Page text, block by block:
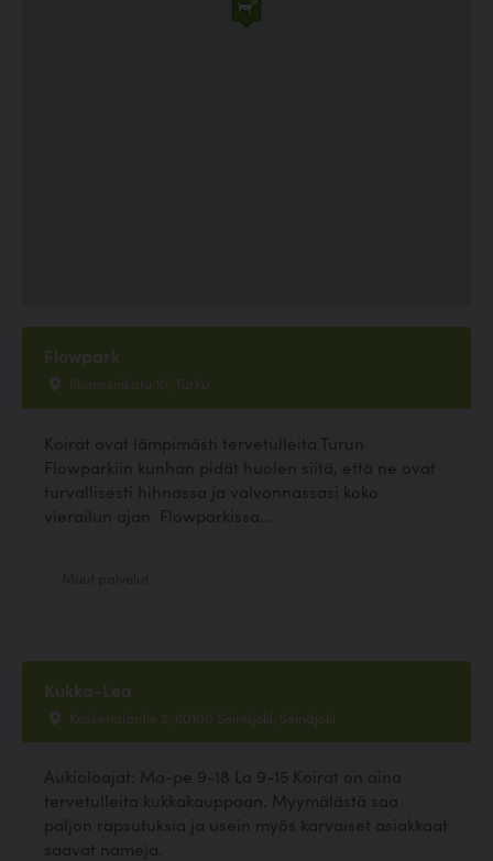
Flowpark
Skanssinkatu 10, Turku
Koirat ovat lämpimästi tervetulleita Turun
Flowparkiin kunhan pidät huolen siitä, että ne ovat
turvallisesti hihnassa ja valvonnassasi koko
vierailun ajan. Flowparkissa...
Kukka-Lea
Koskenalantie 5, 60100 Seinäjoki, Seinäjoki
Aukioloajat: Ma-pe 9-18 La 9-15 Koirat on aina
tervetulleita kukkakauppaan. Myymälästä saa
paljon rapsutuksia ja usein myös karvaiset asiakkaat
saavat nameja.